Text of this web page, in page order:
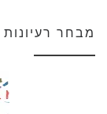
מבחר רעיונות